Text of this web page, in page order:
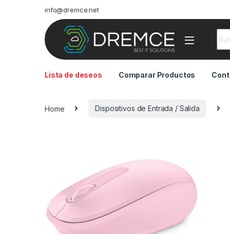
info@dremce.net
Lista de deseos Comparar Productos
Home Dispositivos de Entrada / Salida